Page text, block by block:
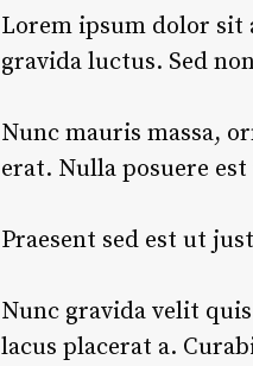
Lorem ipsum dolor sit
gravida luctus. Sed
Nunc mauris massa,
erat. Nulla posuere
Praesent sed est ut
Nunc gravida velit
lacus placerat a.